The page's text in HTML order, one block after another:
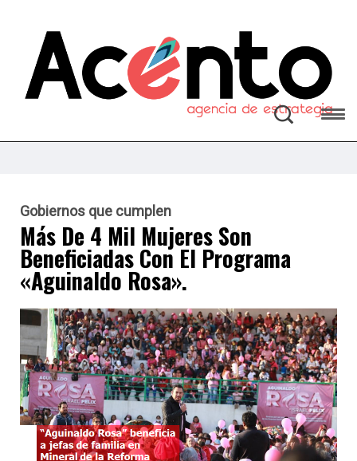
Gobiernos que cumplen
Más De 4 Mil Mujeres Son
Beneficiadas Con El Programa
«Aguinaldo Rosa».